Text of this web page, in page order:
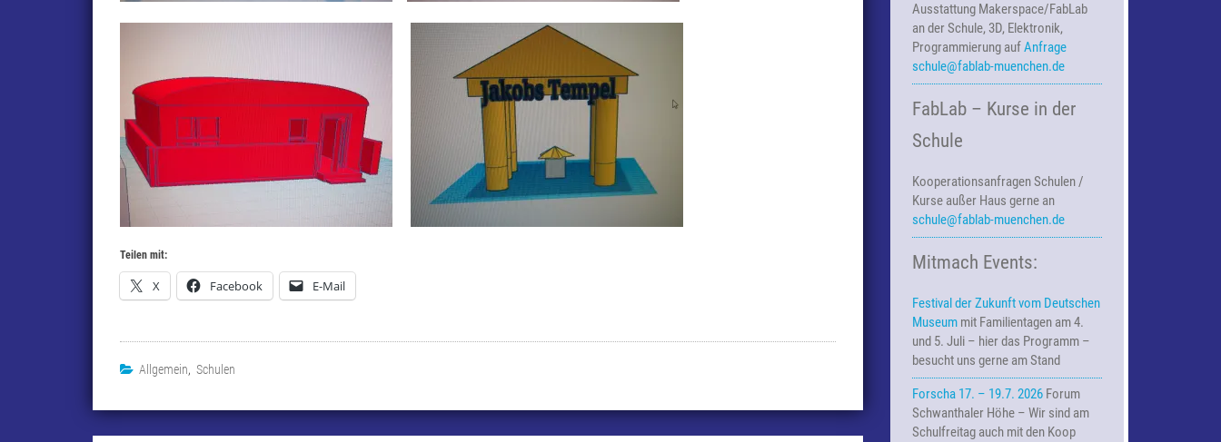
Teilen mit:
X Facebook E-Mail
Allgemein, Schulen
Ausstattung Makerspace/FabLab
an der Schule, 3D, Elektronik,
Programmierung auf Anfrage
schule@fablab-muenchen.de
FabLab – Kurse in der
Schule
KooperationsanfragenSchulen /
Kurse außer Haus gerne an
schule@fablab-muenchen.de
Mitmach Events:
Festival der Zukunft vom Deutschen
Museummit Familientagen am 4.
und 5. Juli – hier das Programm –
besucht uns gerne am Stand
Forscha 17. – 19.7. 2026Forum
Schwanthaler Höhe – Wir sind am
Schulfreitag auch mit den Koop